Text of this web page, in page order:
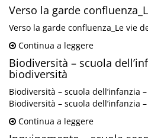
Verso la garde
Verso la garde confluenza_Le vie
Continua a leggere
Biodiversità – scuola
biodiversità
Biodiversità – scuola dell’infanzia
Biodiversità – scuola dell’infanzia
Continua a leggere